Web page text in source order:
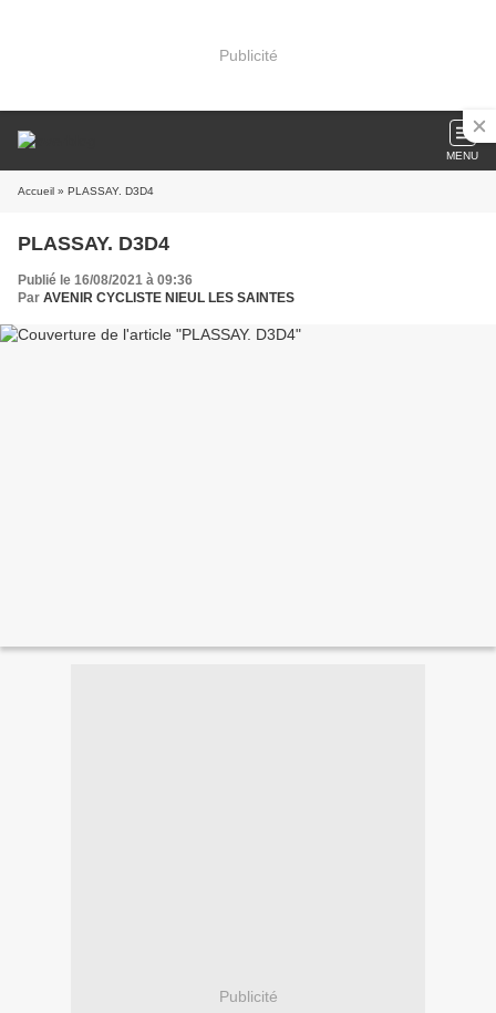
Publicité
MENU
Accueil » PLASSAY. D3D4
PLASSAY. D3D4
Publié le 16/08/2021 à 09:36
Par AVENIR CYCLISTE NIEUL LES SAINTES
Publicité